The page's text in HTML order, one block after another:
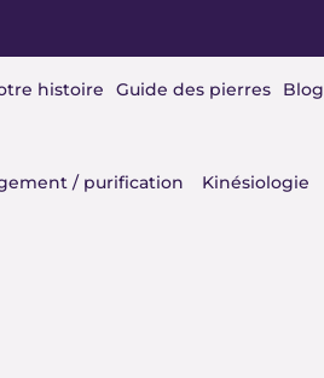
histoire Guide des pierres Blog
/ purification Kinésiologie